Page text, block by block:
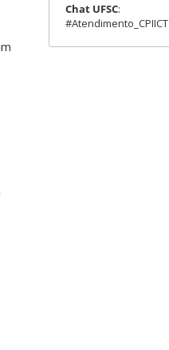
Chat UFSC:
#Atendimento_CPIICT